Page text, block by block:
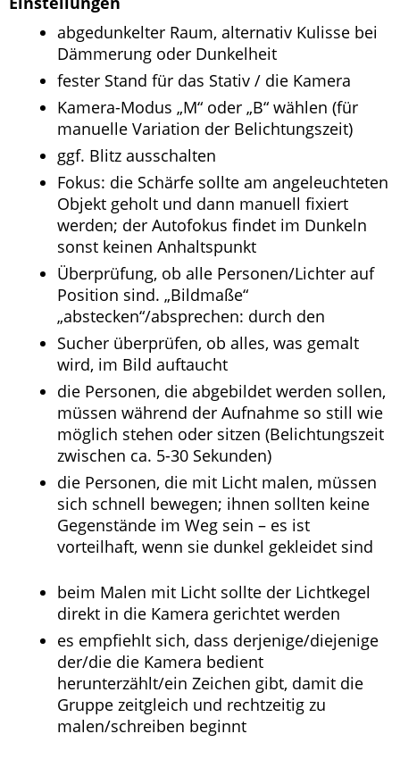
abgedunkelter Raum, alternativ Kulisse bei
Dämmerung oder Dunkelheit
fester Stand für das Stativ / die Kamera
Kamera-Modus „M“ oder „B“ wählen (für
manuelle Variation der Belichtungszeit)
ggf. Blitz ausschalten
Fokus: die Schärfe sollte am angeleuchteten
Objekt geholt und dann manuell fixiert
werden; der Autofokus findet im Dunkeln
sonst keinen Anhaltspunkt
Überprüfung, ob alle Personen/Lichter auf
Position sind. „Bildmaße“
„abstecken“/absprechen: durch den
Sucher überprüfen, ob alles, was gemalt
wird, im Bild auftaucht
die Personen, die abgebildet werden sollen,
müssen während der Aufnahme so still wie
möglich stehen oder sitzen (Belichtungszeit
zwischen ca. 5-30 Sekunden)
die Personen, die mit Licht malen, müssen
sich schnell bewegen; ihnen sollten keine
Gegenstände im Weg sein – es ist
vorteilhaft, wenn sie dunkel gekleidet sind
beim Malen mit Licht sollte der Lichtkegel
direkt in die Kamera gerichtet werden
es empfiehlt sich, dass derjenige/diejenige
der/die die Kamera bedient
herunterzählt/ein Zeichen gibt, damit die
Gruppe zeitgleich und rechtzeitig zu
malen/schreiben beginnt